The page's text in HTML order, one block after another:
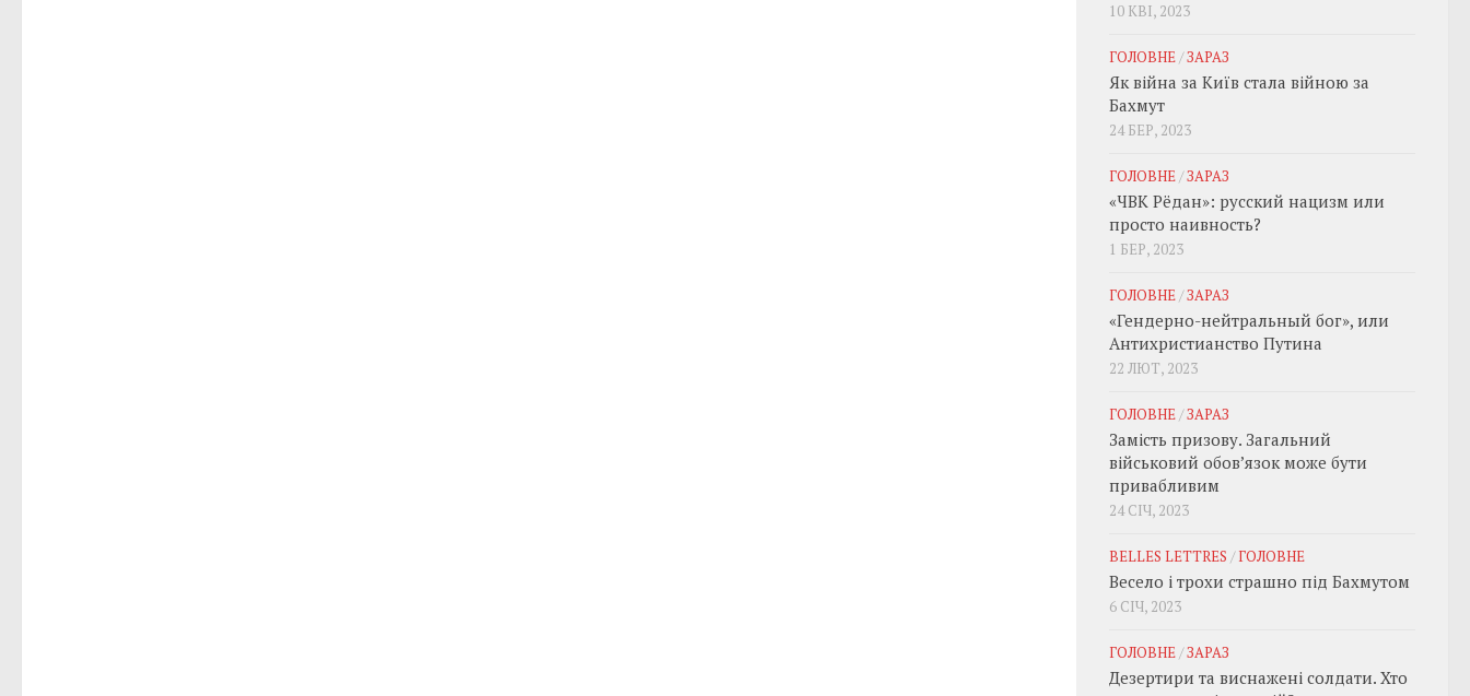
10 КВІ, 2023
ГОЛОВНЕ/ЗАРАЗ
Як війна за Київ стала війною за
Бахмут
24 БЕР, 2023
ГОЛОВНЕ/ЗАРАЗ
«ЧВК Рёдан»: русский нацизм или
просто наивность?
1 БЕР, 2023
ГОЛОВНЕ/ЗАРАЗ
«Гендерно-нейтральный бог», или
Антихристианство Путина
22 ЛЮТ, 2023
ГОЛОВНЕ/ЗАРАЗ
Замість призову. Загальний
військовий обовʼязок може бути
привабливим
24 СІЧ, 2023
BELLES LETTRES /ГОЛОВНЕ
Весело і трохи страшно під Бахмутом
6 СІЧ, 2023
ГОЛОВНЕ/ЗАРАЗ
Дезертири та виснажені солдати. Хто